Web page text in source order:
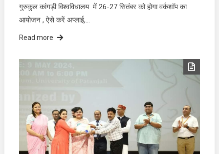
गुरुकुल कांगड़ी विश्वविधालय में 26-27 सितंबर को होगा वर्कशॉप का
आयोजन , ऐसे करें अप्लाई,…
Read more